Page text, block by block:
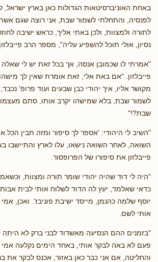
באחת האוניברסיטאות הגדולות כאן בארץ ישראל,
לפנסיה, והתחלתי לשמור שבת, אני רוצה שגם
לתורה ולמצוות, ולכן באתי אליך, כראש ישיבה
נסיון, אולי תוכל להשפיע עליה", מספר הרב פייבלזון.
"אמרתי לו שכמובן אנסה, אך בכל זאת יש לי
פייבלזון. "אם באת אלי, זאת אומרת שאין לך
מקושר אליו, איך יהודי כבן שבעים ועוד פרופ'
לשמור שבת, בלא שמישהו יקרב אותו, סתם
שבת?!"
"השיב לי היהודי: 'אספר לך סיפור ומזה תבין
השואה, לאחר השואה נישאו, עלו לארץ והתיישבו
פייבלזון את סיפורו של הפרופסור.
"היה לי דוד שהיה יהודי שומר תורה ומצוות,
כדאי שאלמד, יעץ לה הדוד לשלוח אותי לבית
יוסף שלמה כהנמן, מייסד ישיבת פוניבז'. ואכן,
אותי לשם.
"בזמנים ההם הנסיעה מאשדוד לבני ברק לא היתה
פעם לא באה לבקר אותי, באחד הימים נקלעה אמי
והחליטה, אם אני כבר כאן באזור, אכנס לבקר את